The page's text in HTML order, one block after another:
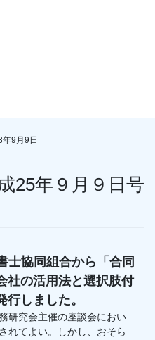
年9月9日
25年９月９日号
士協同組合から「合同
の活用法と選択肢付
しました。
究会主催の座談会におい
れてよい。しかし、おそら